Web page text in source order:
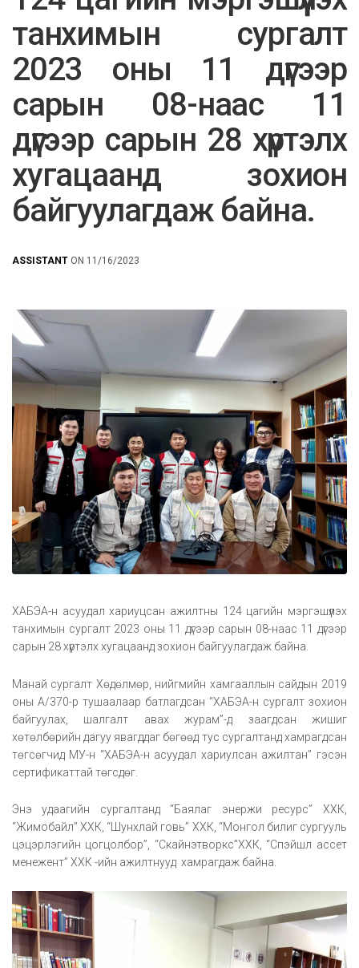
танхимын сургалт
2023 оны 11 дүгээр
сарын 08-наас 11
дүгээр сарын 28 хүртэлх
хугацаанд зохион
байгуулагдаж байна.
ASSISTANT ON 11/16/2023
ХАБЭА-н асуудал хариуцсан ажилтны 124 цагийн мэргэшүүлэх
танхимын сургалт 2023 оны 11 дүгээр сарын 08-наас 11 дүгээр
сарын 28 хүртэлх хугацаанд зохион байгуулагдаж байна.
Манай сургалт Хөдөлмөр, нийгмийн хамгааллын сайдын 2019
оны А/370-р тушаалаар батлагдсан “ХАБЭА-н сургалт зохион
байгуулах, шалгалт авах журам”-д заагдсан жишиг
хөтөлбөрийн дагуу явагддаг бөгөөд тус сургалтанд хамрагдсан
төгсөгчид МУ-н “ХАБЭА-н асуудал хариулсан ажилтан” гэсэн
сертификаттай төгсдөг.
Энэ удаагийн сургалтанд “Баялаг энержи ресурс” ХХК,
“Жимобайл” ХХК, “Шунхлай говь” ХХК, “Монгол билиг сургууль
цэцэрлэгийн цогцолбор”, “Скайнэтворкс”ХХК, “Спэйшл ассет
менежент” ХХК -ийн ажилтнууд хамрагдаж байна.